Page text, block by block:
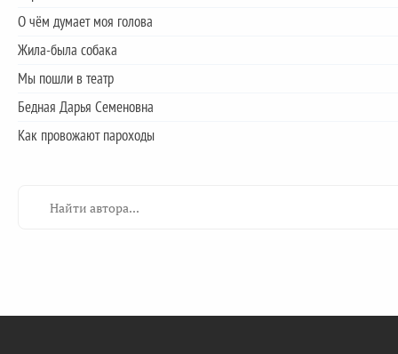
О чём думает моя голова
Жила-была собака
Мы пошли в театр
Бедная Дарья Семеновна
Как провожают пароходы